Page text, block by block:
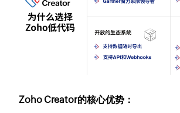
Zoho Creator的核心优势：